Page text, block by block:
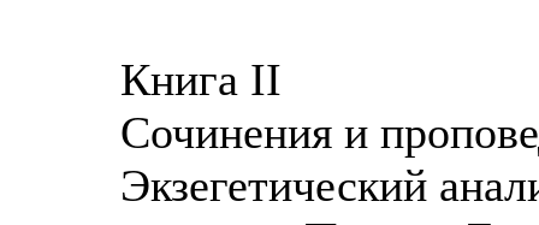
Книга II
Сочинения и
Экзегетический